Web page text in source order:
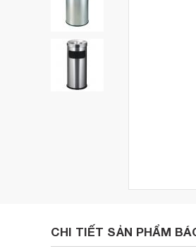
CHI TIẾT SẢN PHẨM